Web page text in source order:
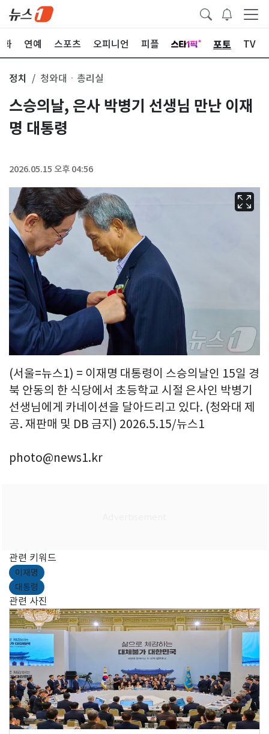
화 연예 스포츠 오피니언 피플 포토 TV
정치 청와대ㆍ총리실
스승의날, 은사 박병기 선생님 만난 이재
명 대통령
2026.05.15 오후 04:56
(서울=뉴스1) = 이재명 대통령이 스승의날인 15일 경
북 안동의 한 식당에서 초등학교 시절 은사인 박병기
선생님에게 카네이션을 달아드리고 있다. (청와대 제
공. 재판매 및 DB 금지) 2026.5.15/뉴스1
photo@news1.kr
관련 키워드
이재명
대통령
관련 사진